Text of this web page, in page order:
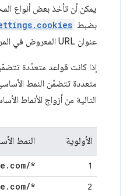
بضبط
عنوان URL المعروض في المربّع المتعدد الاستخدامات (ويُطلق عليه عنوان URL "الثانوي").
إذا كانت قواعد متعدّدة
متعددة تتضمّن النمط
التالية من أزواج الأنماط
الأولوية النمط
1
. com/*
2
. com/*